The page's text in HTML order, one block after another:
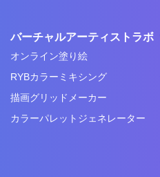
バーチャルアーティストラボ
オンライン塗り絵
RYBカラーミキシング
描画グリッドメーカー
カラーパレットジェネレーター